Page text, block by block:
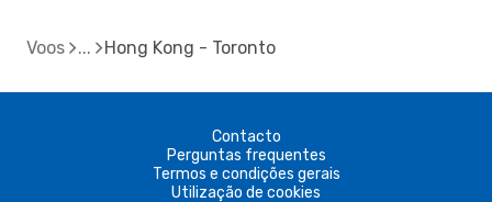
Voos Hong Kong - Toronto
Contacto
Perguntas frequentes
Termos e condições gerais
Utilização de cookies